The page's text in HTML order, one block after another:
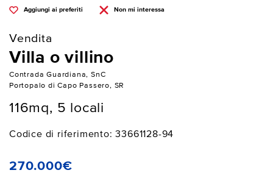
Aggiungi ai preferiti Non mi interessa
Vendita
Villa o villino
Contrada Guardiana, SnC
Portopalo di Capo Passero, SR
116mq, 5 locali
Codice di riferimento: 33661128-94
270.000€